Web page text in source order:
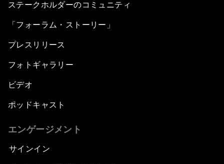
ステークホルダーのコミュニティ
「フォーラム・ストーリー」
プレスリリース
フォトギャラリー
ビデオ
ポッドキャスト
エンゲージメント
サインイン